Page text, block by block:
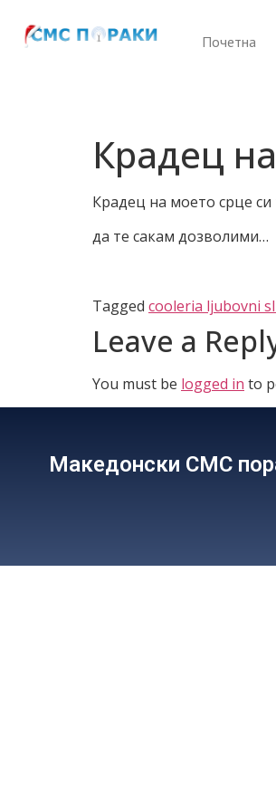
Почетна
Крадец
Крадец на моето срце си
да те сакам дозволими…
Tagged cooleria ljubovni
Leave a
You must be logged in to
Македонски СМС